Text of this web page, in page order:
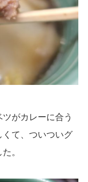
がカレーに合う
くて、ついついグ
。